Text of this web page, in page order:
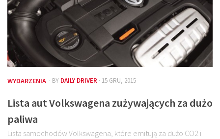
Przelicznik mocy
Auto z niemiec
Galerie
WYDARZENIA · BY DAILY DRIVER · 15 GRU, 2015
Lista aut Volkswagena zużywających za dużo
paliwa
Lista samochodów Volkswagena, które emitują za dużo CO2 i